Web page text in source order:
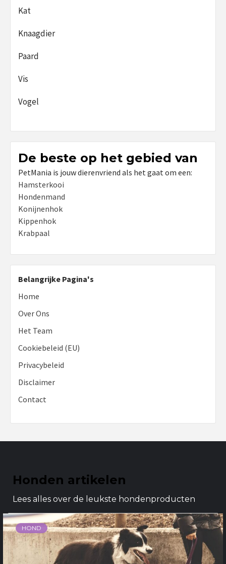
Kat
Knaagdier
Paard
Vis
Vogel
De beste op het gebied van
PetMania is jouw dierenvriend als het gaat om een:
Hamsterkooi
Hondenmand
Konijnenhok
Kippenhok
Krabpaal
Belangrijke Pagina's
Home
Over Ons
Het Team
Cookiebeleid (EU)
Privacybeleid
Disclaimer
Contact
Honden artikelen
Lees alles over de leukste hondenproducten
HOND